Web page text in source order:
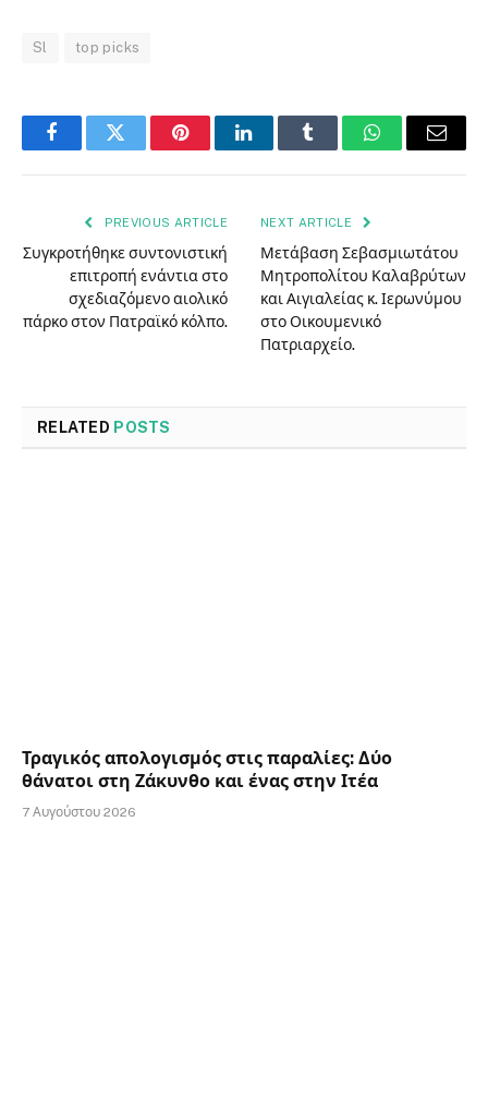
Sl top picks
FacebookTwitter PinterestLinkedInTumblr WhatsAppEmail
PREVIOUS ARTICLE
Συγκροτήθηκε συντονιστική
επιτροπή ενάντια στο
σχεδιαζόμενο αιολικό
πάρκο στον Πατραϊκό κόλπο.
NEXT ARTICLE
Μετάβαση Σεβασμιωτάτου
Μητροπολίτου Καλαβρύτων
και Αιγιαλείας κ. Ιερωνύμου
στο Οικουμενικό
Πατριαρχείο.
RELATED POSTS
Τραγικός απολογισμός στις παραλίες: Δύο
θάνατοι στη Ζάκυνθο και ένας στην Ιτέα
7 Αυγούστου 2026